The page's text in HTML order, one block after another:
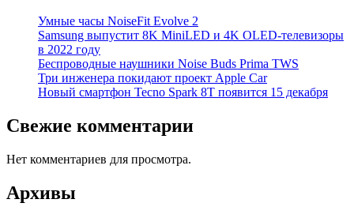
Умные часы NoiseFit Evolve 2
Samsung выпустит 8K MiniLED и 4K OLED-телевизоры
в 2022 году
Беспроводные наушники Noise Buds Prima TWS
Три инженера покидают проект Apple Car
Новый смартфон Tecno Spark 8T появится 15 декабря
Свежие комментарии
Нет комментариев для просмотра.
Архивы